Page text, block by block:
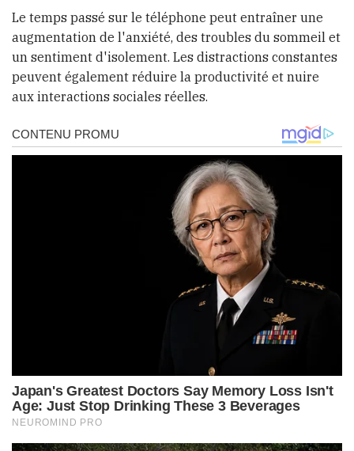
Le temps passé sur le téléphone peut entraîner une
augmentation de l'anxiété, des troubles du sommeil et
un sentiment d'isolement. Les distractions constantes
peuvent également réduire la productivité et nuire
aux interactions sociales réelles.